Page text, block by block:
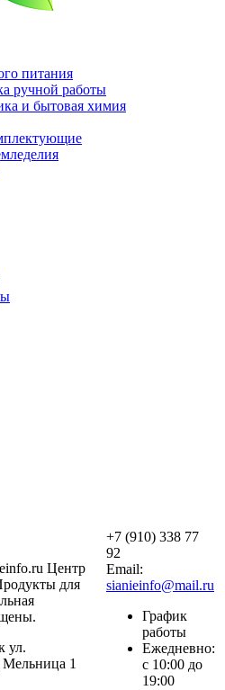
питания
ручной работы
и бытовая химия
Центр
для
ул.
1
+7 (910) 338 77
92
Email:
sianieinfo@mail.ru
График
работы
Ежедневно:
с 10:00 до
19:00